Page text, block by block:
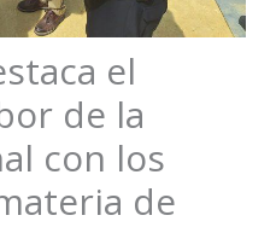
el
de la
con los
de